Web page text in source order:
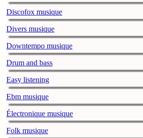
Discofox musique
Divers musique
Downtempo musique
Drum and bass
Easy listening
Ebm musique
Électronique musique
Folk musique